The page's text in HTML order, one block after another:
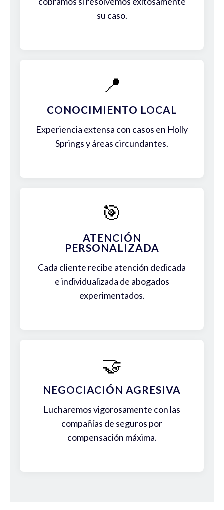
su caso.
📍
CONOCIMIENTO LOCAL
Experiencia extensa con casos en Holly
Springs y áreas circundantes.
🎯
ATENCIÓN
PERSONALIZADA
Cada cliente recibe atención dedicada
e individualizada de abogados
experimentados.
🤝
NEGOCIACIÓN AGRESIVA
Lucharemos vigorosamente con las
compañías de seguros por
compensación máxima.